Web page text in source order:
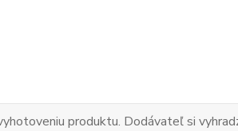
produktu. Dodávateľ si